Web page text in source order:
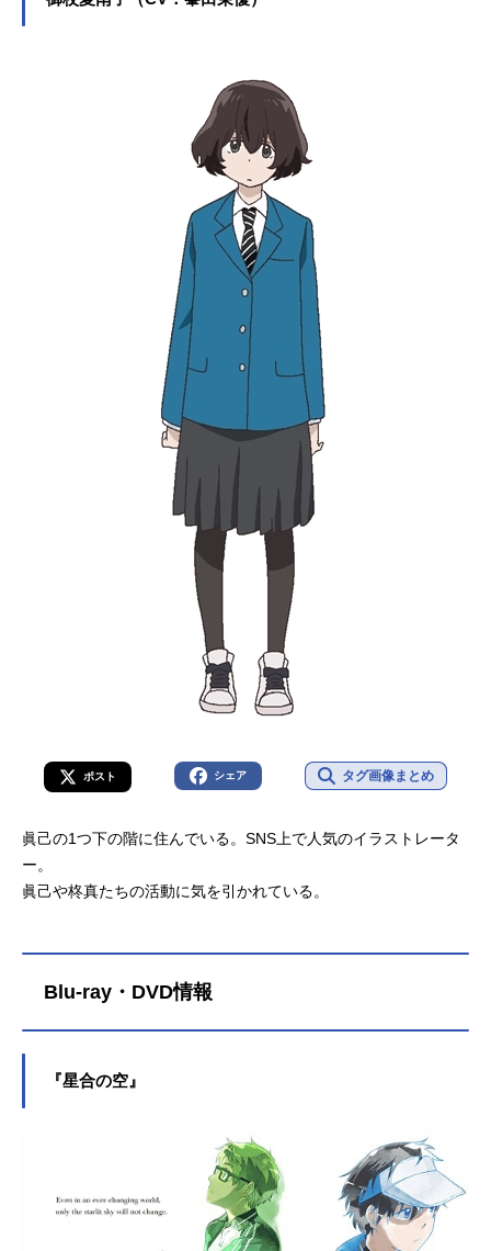
ポスト シェア タグ画像まとめ
眞己の1つ下の階に住んでいる。SNS上で人気のイラストレータ
ー。
眞己や柊真たちの活動に気を引かれている。
Blu-ray・DVD情報
『星合の空』